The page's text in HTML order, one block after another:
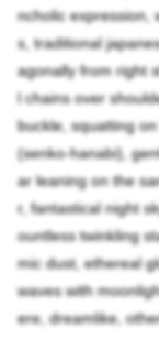
ncholic expression,
s, traditional
agonally from right
l chains over
buckle, squatting
(senko-hanabi),
ar leaning on the
r, fantastical night
ountless twinkling
mic dust, ethereal
waves with
ere, dreamlike,